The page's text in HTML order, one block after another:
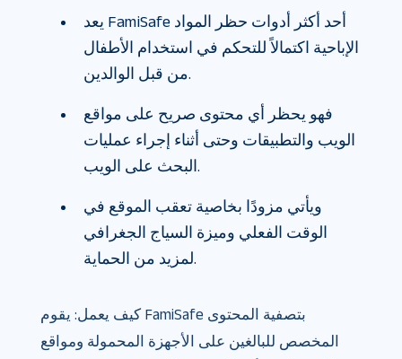
يعد FamiSafe أحد أكثر أدوات حظر المواد
الإباحية اكتمالاً للتحكم في استخدام الأطفال
من قبل الوالدين.
فهو يحظر أي محتوى صريح على مواقع
الويب والتطبيقات وحتى أثناء إجراء عمليات
البحث على الويب.
ويأتي مزودًا بخاصية تعقب الموقع في
الوقت الفعلي وميزة السياج الجغرافي
لمزيد من الحماية.
كيف يعمل: يقوم FamiSafe بتصفية المحتوى
المخصص للبالغين على الأجهزة المحمولة ومواقع